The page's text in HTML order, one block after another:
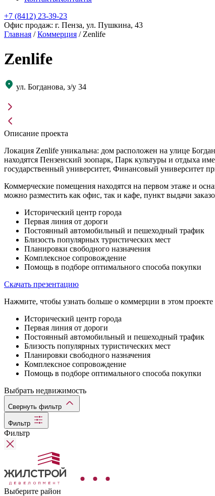
+7 (8412) 23-39-23
Офис продаж: г. Пенза, ул. Пушкина, 43
Главная /Коммерция / Zenlife
Zenlife
ул. Богданова, з/у 34
Описание проекта
Локация Zenlife уникальна: дом расположен на улице
находятся Пензенский зоопарк, Парк культуры и отдыха
государственный университет, Финансовый университет
Коммерческие помещения находятся на первом этаже и
можно разместить как офис, так и кафе, пункт выдачи
Исторический центр города
Первая линия от дороги
Постоянный автомобильный и пешеходный трафик
Близость популярных туристических мест
Планировки свободного назначения
Комплексное сопровождение
Помощь в подборе оптимального способа покупки
Скачать презентацию
Нажмите, чтобы узнать больше о коммерции в этом проекте
Исторический центр города
Первая линия от дороги
Постоянный автомобильный и пешеходный трафик
Близость популярных туристических мест
Планировки свободного назначения
Комплексное сопровождение
Помощь в подборе оптимального способа покупки
Выбрать недвижимость
Свернуть фильтр
Фильтр
Фильтр
Выберите район